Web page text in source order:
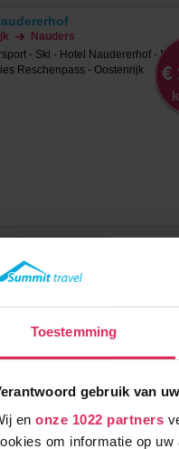
Toestemming
gebruik van
en onze 1022 partners
om informatie op uw
Nauders
€